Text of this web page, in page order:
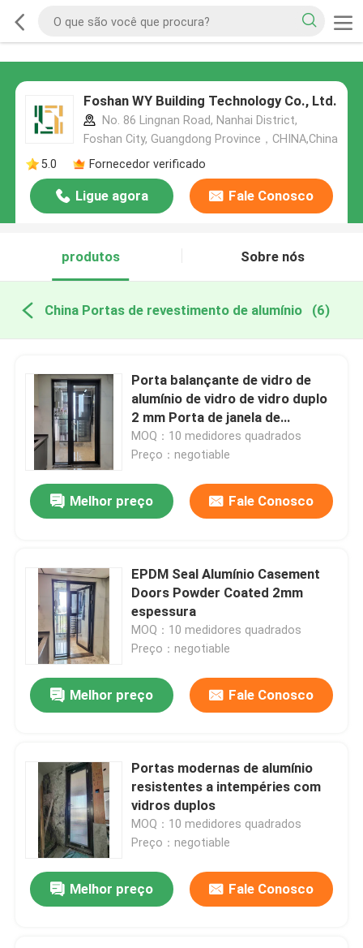
Foshan WY Building Technology Co., Ltd.
No. 86 Lingnan Road, Nanhai District,
Foshan City, Guangdong Province，CHINA,China
5.0
Fornecedor verificado
Ligue agora Fale Conosco
produtos Sobre nós
China Portas de revestimento de alumínio (6)
Porta balançante de vidro de
alumínio de vidro de vidro duplo
2 mm Porta de janela de
casamento
MOQ：10 medidores quadrados
Preço：negotiable
Melhor preço Fale Conosco
EPDM Seal Alumínio Casement
Doors Powder Coated 2mm
espessura
MOQ：10 medidores quadrados
Preço：negotiable
Melhor preço Fale Conosco
Portas modernas de alumínio
resistentes a intempéries com
vidros duplos
MOQ：10 medidores quadrados
Preço：negotiable
Melhor preço Fale Conosco